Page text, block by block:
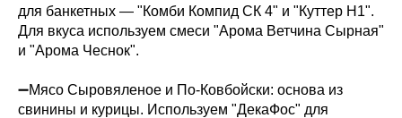
для банкетных — "Комби Компид СК 4" и "Куттер Н1".
Для вкуса используем смеси "Арома Ветчина Сырная"
и "Арома Чеснок".
➖Мясо Сыровяленое и По-Ковбойски: основа из
свинины и курицы. Используем "ДекаФос" для